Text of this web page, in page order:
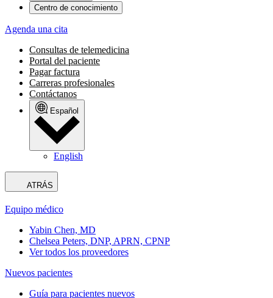
Centro de conocimiento
Agenda una cita
Consultas de telemedicina
Portal del paciente
Pagar factura
Carreras profesionales
Contáctanos
Español
English
ATRÁS
Equipo médico
Yabin Chen, MD
Chelsea Peters, DNP, APRN, CPNP
Ver todos los proveedores
Nuevos pacientes
Guía para pacientes nuevos